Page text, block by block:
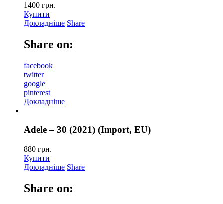
1400 грн.
Купити
Докладніше Share
Share on:
facebook
twitter
google
pinterest
Докладніше
Adele – 30 (2021) (Import, EU)
880 грн.
Купити
Докладніше Share
Share on: